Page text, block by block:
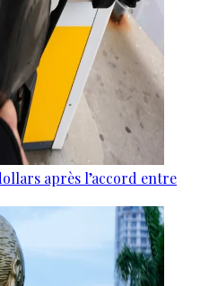
après l’accord entre